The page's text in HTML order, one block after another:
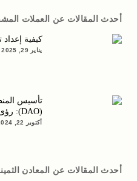
أحدث المقالات عن العملات
كيفية
يناير 29, 2025
تأسيس
(DAO): رؤى قانونية وتنظيمية
أكتوبر 22, 2024
أحدث المقالات عن المعادن